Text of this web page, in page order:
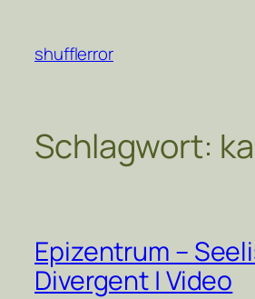
springen
shufflerror
Schlagwort:
Epizentrum –
Divergent | Video